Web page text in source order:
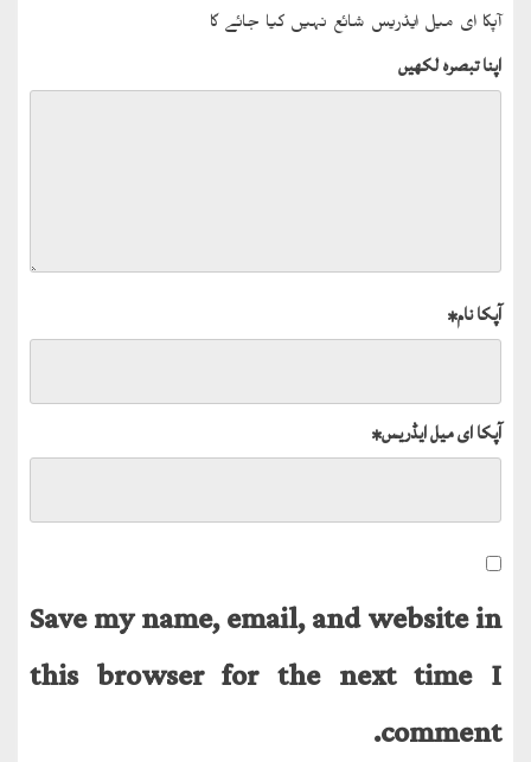
آپکا ای میل ایڈریس شائع نہیں کیا جائے گا
اپنا تبصرہ لکھیں
آپکا نام*
آپکا ای میل ایڈریس*
Save my name, email, and website in
this browser for the next time I
comment.